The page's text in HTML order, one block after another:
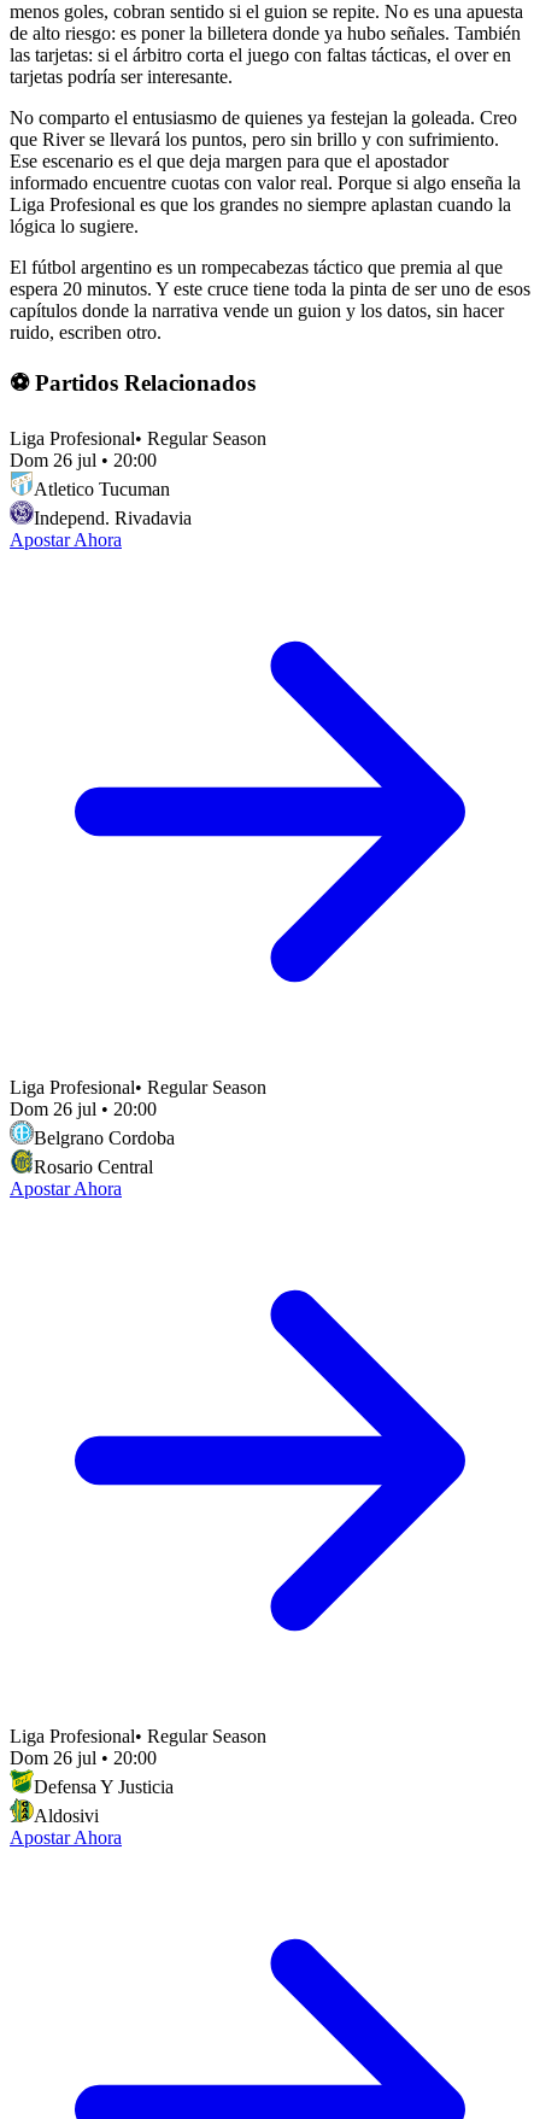
menos goles, cobran sentido si el guion se repite. No es una apuesta
de alto riesgo: es poner la billetera donde ya hubo señales. También
las tarjetas: si el árbitro corta el juego con faltas tácticas, el over en
tarjetas podría ser interesante.
No comparto el entusiasmo de quienes ya festejan la goleada. Creo
que River se llevará los puntos, pero sin brillo y con sufrimiento.
Ese escenario es el que deja margen para que el apostador
informado encuentre cuotas con valor real. Porque si algo enseña la
Liga Profesional es que los grandes no siempre aplastan cuando la
lógica lo sugiere.
El fútbol argentino es un rompecabezas táctico que premia al que
espera 20 minutos. Y este cruce tiene toda la pinta de ser uno de esos
capítulos donde la narrativa vende un guion y los datos, sin hacer
ruido, escriben otro.
⚽ Partidos Relacionados
Liga Profesional• Regular Season
Dom 26 jul • 20:00
Atletico Tucuman
Independ. Rivadavia
Apostar Ahora
Liga Profesional• Regular Season
Dom 26 jul • 20:00
Belgrano Cordoba
Rosario Central
Apostar Ahora
Liga Profesional• Regular Season
Dom 26 jul • 20:00
Defensa Y Justicia
Aldosivi
Apostar Ahora